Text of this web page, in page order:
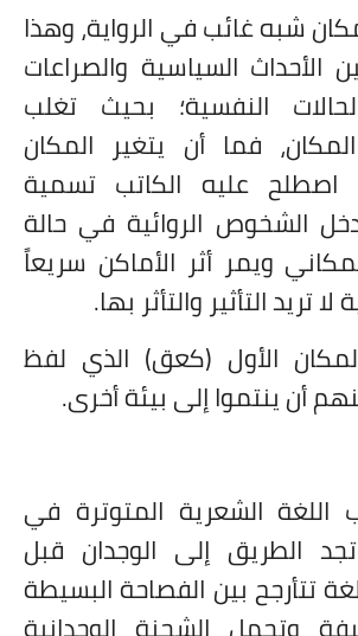
شبه غائب في الرواية، وهذا
الأحداث السياسية والصراعات
النفسية؛ بحيث تغلب
فما أن يتغير المكان
اصطلح عليه الكاتب تسمية
الشخوص الروائية في حالة
ويمر أثر الأماكن سريعاً
تريد التأثير والتأثر بها.
الأول (كعق) الذي لفظ
أن ينتموا إلى بيئة أخرى.
اللغة الشعرية المتوترة في
الطريق إلى الوجدان قبل
تتأرجح بين الفصاحة البسيطة